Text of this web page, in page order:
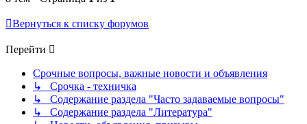
Вернуться к списку форумов
Перейти
Срочные вопросы, важные новости и объявления
↳ Срочка - техничка
↳ Содержание раздела "Часто задаваемые вопросы"
↳ Содержание раздела "Литература"